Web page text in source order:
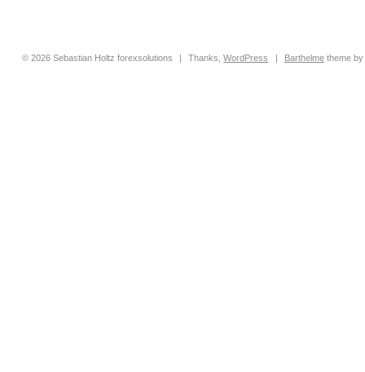
© 2026 Sebastian Holtz forexsolutions | Thanks,WordPress | Barthelme theme